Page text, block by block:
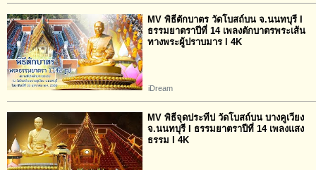
MV พิธีตักบาตร วัดโบสถ์บน จ.นนทบุรี I
ธรรมยาตราปีที่ 14 เพลงตักบาตรพระเส้น
ทางพระผู้ปราบมาร l 4K
iDream
MV พิธีจุดประทีป วัดโบสถ์บน บางคูเวียง
จ.นนทบุรี I ธรรมยาตราปีที่ 14 เพลงแสง
ธรรม l 4K